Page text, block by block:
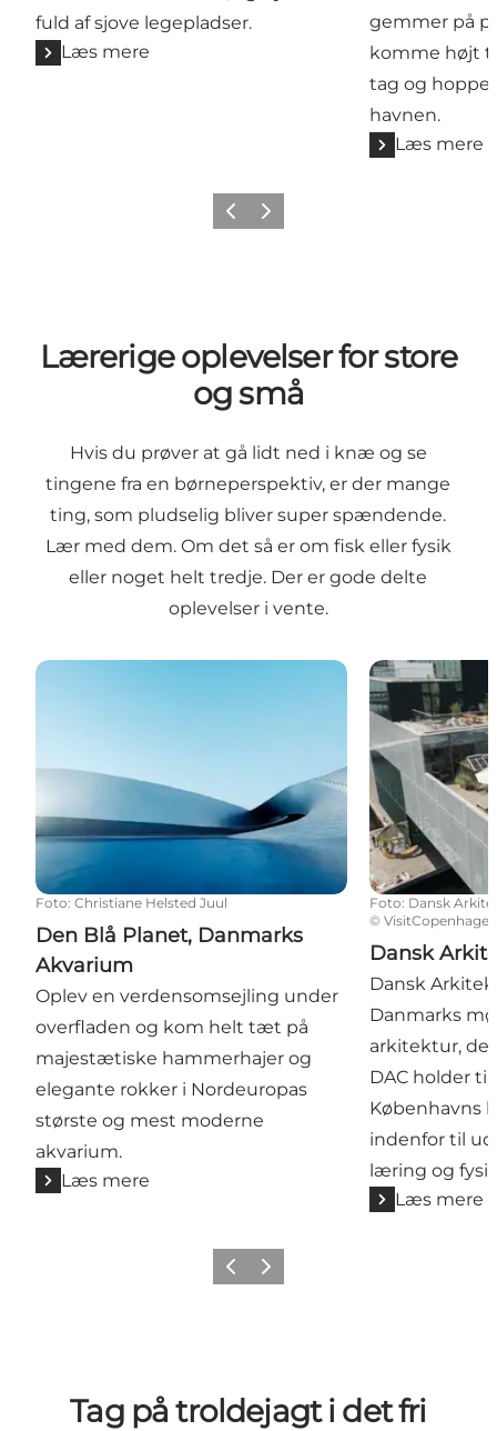
fuld af sjove legepladser.
Læs mere
gemmer på
komme højt
tag og hoppe
havnen.
Læs mere
ForrigeNæste
Lærerige oplevelser for store
og små
Hvis du prøver at gå lidt ned i knæ og se
tingene fra en børneperspektiv, er der mange
ting, som pludselig bliver super spændende.
Lær med dem. Om det så er om fisk eller fysik
eller noget helt tredje. Der er gode delte
oplevelser i vente.
Den Blå Planet, Danmarks Akvarium
Foto: Christiane Helsted Juul
Den Blå Planet, Danmarks
Akvarium
Oplev en verdensomsejling under
overfladen og kom helt tæt på
majestætiske hammerhajer og
elegante rokker i Nordeuropas
største og mest moderne
akvarium.
Læs mere
Dansk
Foto: Dansk
©
Dansk
Dansk
Danmarks
arkitektur,
DAC holder til
Københavns
indenfor til
læring og
Læs mere
ForrigeNæste
Tag på troldejagt i det fri